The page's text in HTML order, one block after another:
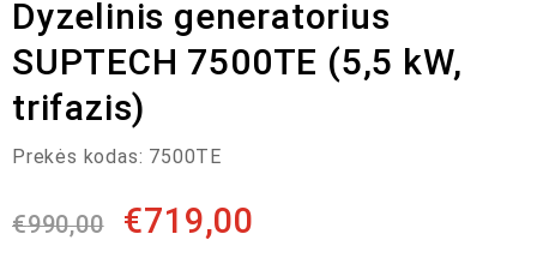
Dyzelinis generatorius
SUPTECH 7500TE (5,5 kW,
trifazis)
Prekės kodas: 7500TE
€990,00 €719,00